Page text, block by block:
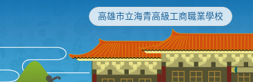
高雄市立海青高級工商職業學校